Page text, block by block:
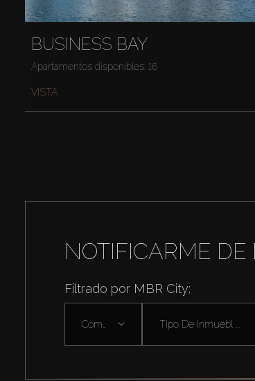
BUSINESS BAY
Apartamentos disponibles: 16
VISTA
NOTIFICARME
Filtrado por MBR City:
Tipo De Inmuebl ...